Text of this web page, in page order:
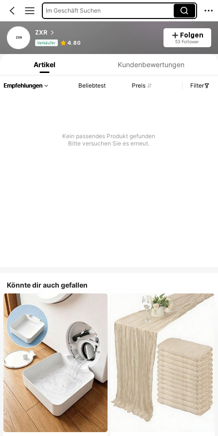
Im Geschäft Suchen
ZXR
Verkäufer 4.80
Folgen
53 Follower
Produktinformation: Preisangabe, Verkaufs- und Lagerbestandsdetails.
Artikel Kundenbewertungen
Empfehlungen Beliebtest Preis Filter
Kein passendes Produkt gefunden
Bitte versuchen Sie es erneut.
Könnte dir auch gefallen